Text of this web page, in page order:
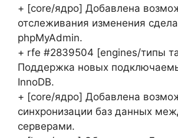
+ [core/ядро] Добавлена
отслеживания изменения
phpMyAdmin.
+ rfe #2839504 [engines/типы
Поддержка новых
InnoDB.
+ [core/ядро] Добавлена
синхронизации баз данных
серверами.